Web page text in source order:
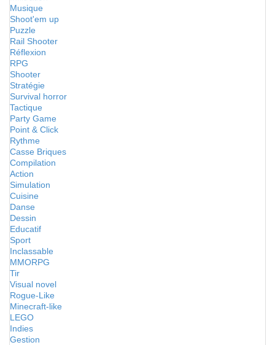
Musique
Shoot'em up
Puzzle
Rail Shooter
Réflexion
RPG
Shooter
Stratégie
Survival horror
Tactique
Party Game
Point & Click
Rythme
Casse Briques
Compilation
Action
Simulation
Cuisine
Danse
Dessin
Educatif
Sport
Inclassable
MMORPG
Tir
Visual novel
Rogue-Like
Minecraft-like
LEGO
Indies
Gestion